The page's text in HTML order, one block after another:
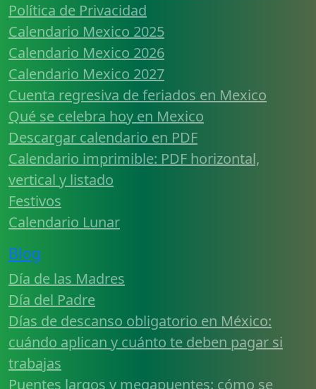
Política de Privacidad
Calendario Mexico 2025
Calendario Mexico 2026
Calendario Mexico 2027
Cuenta regresiva de feriados en Mexico
Qué se celebra hoy en Mexico
Descargar calendario en PDF
Calendario imprimible: PDF horizontal,
vertical y listado
Festivos
Calendario Lunar
Blog
Día de las Madres
Día del Padre
Días de descanso obligatorio en México:
cuándo aplican y cuánto te deben pagar si
trabajas
Puentes largos y megapuentes: cómo se